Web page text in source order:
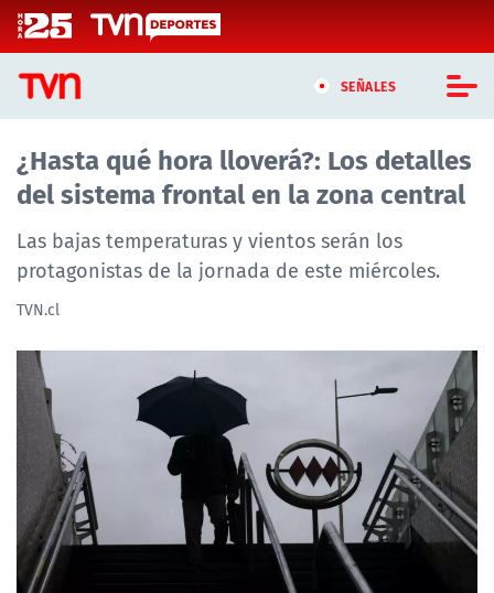
Click acá para ir directamente al contenido
SEÑALES
CASTING MASTERCHEF CHILE
CASTING TVN VERTICAL
TVN VERTICAL
TVN PLAY
PROGRAMAS
TELESERIES
NTV
ACTUALIDAD Y TENDENCIAS
¿Hasta qué hora lloverá?: Los detalles
del sistema frontal en la zona central
Las bajas temperaturas y vientos serán los
protagonistas de la jornada de este miércoles.
TVN.cl